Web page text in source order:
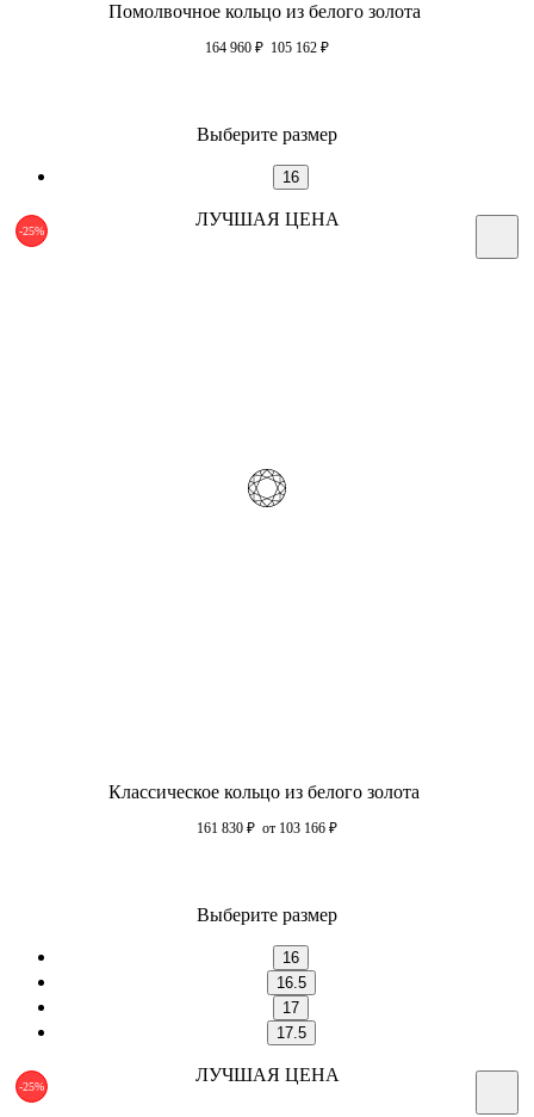
Помолвочное кольцо из белого золота
164 960 ₽ 105 162 ₽
Выберите размер
16
-25%
ЛУЧШАЯ ЦЕНА
Классическое кольцо из белого золота
161 830 ₽ от 103 166 ₽
Выберите размер
16
16.5
17
17.5
-25%
ЛУЧШАЯ ЦЕНА